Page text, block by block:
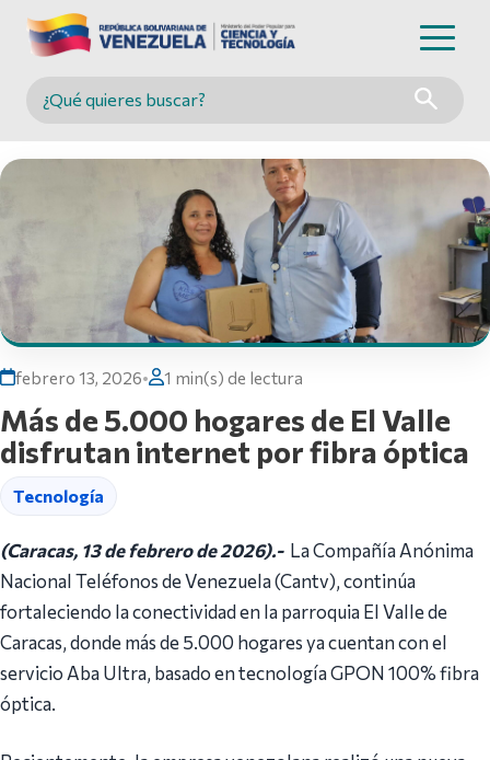
Buscar en MINCYT
febrero 13, 2026• 1 min(s) de lectura
Más de 5.000 hogares de El Valle
disfrutan internet por fibra óptica
Tecnología
(Caracas, 13 de febrero de 2026).- La Compañía Anónima
Nacional Teléfonos de Venezuela (Cantv), continúa
fortaleciendo la conectividad en la parroquia El Valle de
Caracas, donde más de 5.000 hogares ya cuentan con el
servicio Aba Ultra, basado en tecnología GPON 100% fibra
óptica.